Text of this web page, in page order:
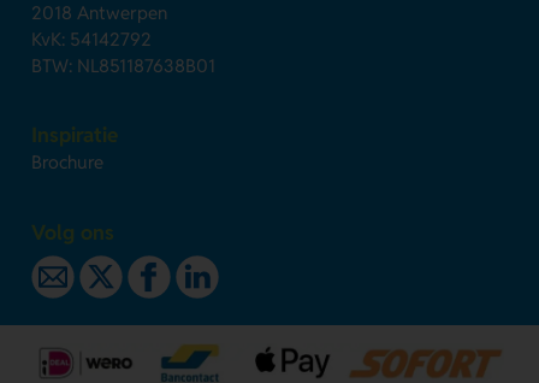
2018 Antwerpen
KvK: 54142792
BTW: NL851187638B01
Inspiratie
Brochure
Volg ons